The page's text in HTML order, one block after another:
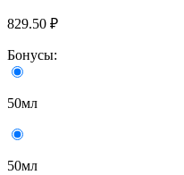
829.50 ₽
Бонусы:
50мл
50мл